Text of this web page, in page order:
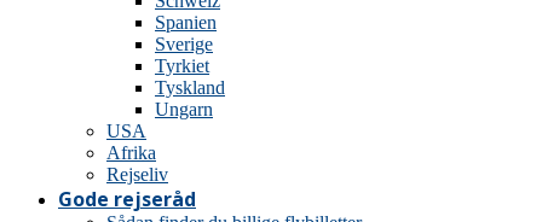
Spanien
Sverige
Tyrkiet
Tyskland
Ungarn
USA
Afrika
Rejseliv
Gode rejseråd